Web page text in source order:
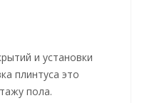
и установки
плинтуса это
пола.